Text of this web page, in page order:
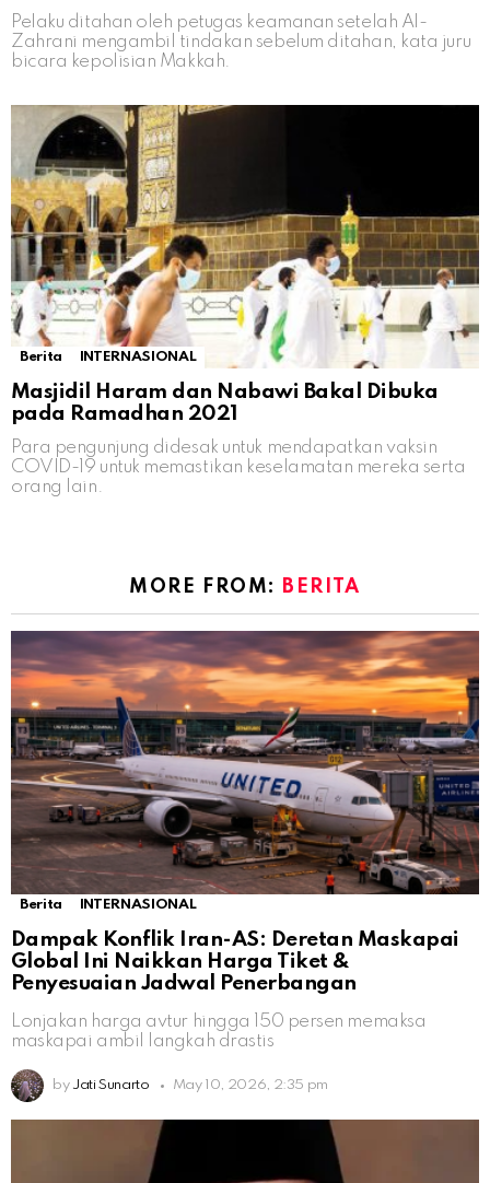
Pelaku ditahan oleh petugas keamanan setelah Al-
Zahrani mengambil tindakan sebelum ditahan, kata juru
bicara kepolisian Makkah.
Berita INTERNASIONAL
Masjidil Haram dan Nabawi Bakal Dibuka
pada Ramadhan 2021
Para pengunjung didesak untuk mendapatkan vaksin
COVID-19 untuk memastikan keselamatan mereka serta
orang lain.
MORE FROM: BERITA
Berita INTERNASIONAL
Dampak Konflik Iran-AS: Deretan Maskapai
Global Ini Naikkan Harga Tiket &
Penyesuaian Jadwal Penerbangan
Lonjakan harga avtur hingga 150 persen memaksa
maskapai ambil langkah drastis
by Jati Sunarto May 10, 2026, 2:35 pm